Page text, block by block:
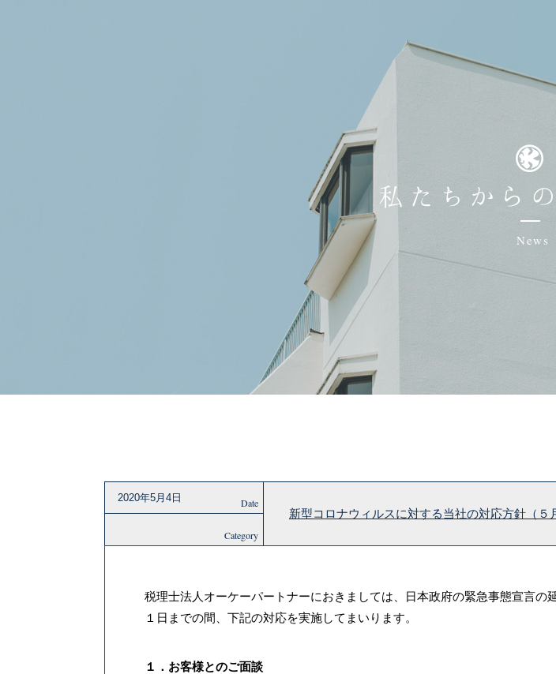
私たちから
News
2020年5月4日 Date
Category
新型コロナウィルスに対する当社の対応方針（５
税理士法人オーケーパートナーにおきましては、日本政府の緊急事態宣言
１日までの間、下記の対応を実施してまいります。
１．お客様とのご面談